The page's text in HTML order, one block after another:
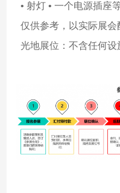
• 射灯 • 一个电源插座等
仅供参考，以实际展会
光地展位：不含任何设